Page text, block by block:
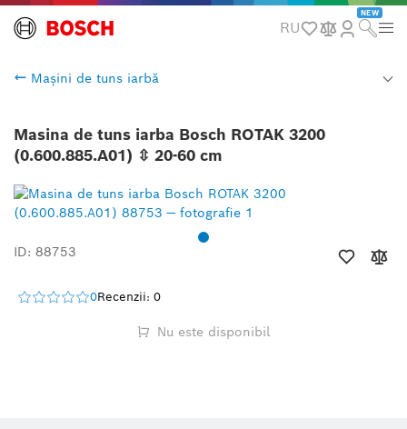
RU
NEW
Mașini de tuns iarbă
Masina de tuns iarba Bosch ROTAK 3200
(0.600.885.A01) ⇳ 20-60 cm
ID: 88753
0Recenzii: 0
Nu este disponibil